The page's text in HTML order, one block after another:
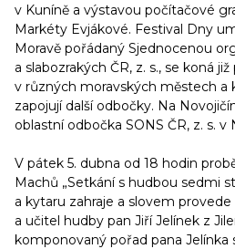
v Kuníně a výstavou počítačové
Markéty Evjákové. Festival Dny
Moravě pořádaný Sjednocenou
a slabozrakých ČR, z. s., se koná
v různých moravských městech a
zapojují další odbočky. Na
oblastní odbočka SONS ČR, z. s. v
V pátek 5. dubna od 18 hodin
Machů „Setkání s hudbou sedmi
a kytaru zahraje a slovem
a učitel hudby pan Jiří Jelínek z
komponovaný pořad pana